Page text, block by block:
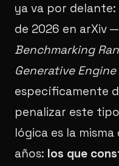
ya va por
de 2026 en arXiv —
Benchmarking
Generative
específicamente
penalizar este
lógica es la misma
años: los que